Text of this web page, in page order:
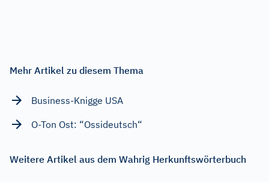
Mehr Artikel zu diesem Thema
Business-Knigge USA
O-Ton Ost: “Ossideutsch“
Weitere Artikel aus dem Wahrig Herkunftswörterbuch